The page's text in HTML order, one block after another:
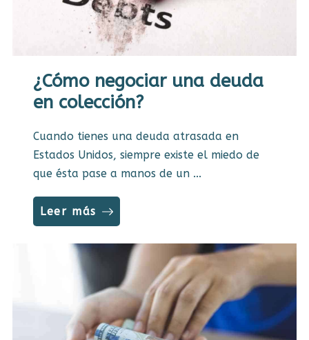
¿Cómo negociar una deuda
en colección?
Cuando tienes una deuda atrasada en
Estados Unidos, siempre existe el miedo de
que ésta pase a manos de un ...
Leer más